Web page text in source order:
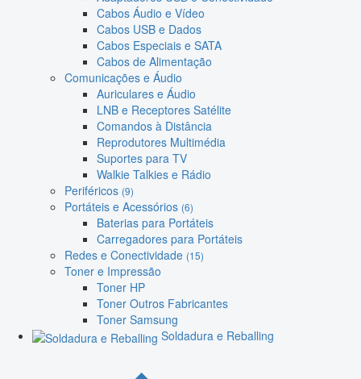
Cabos Áudio e Vídeo
Cabos USB e Dados
Cabos Especiais e SATA
Cabos de Alimentação
Comunicações e Áudio
Auriculares e Áudio
LNB e Receptores Satélite
Comandos à Distância
Reprodutores Multimédia
Suportes para TV
Walkie Talkies e Rádio
Periféricos (9)
Portáteis e Acessórios (6)
Baterias para Portáteis
Carregadores para Portáteis
Redes e Conectividade (15)
Toner e Impressão
Toner HP
Toner Outros Fabricantes
Toner Samsung
Soldadura e Reballing